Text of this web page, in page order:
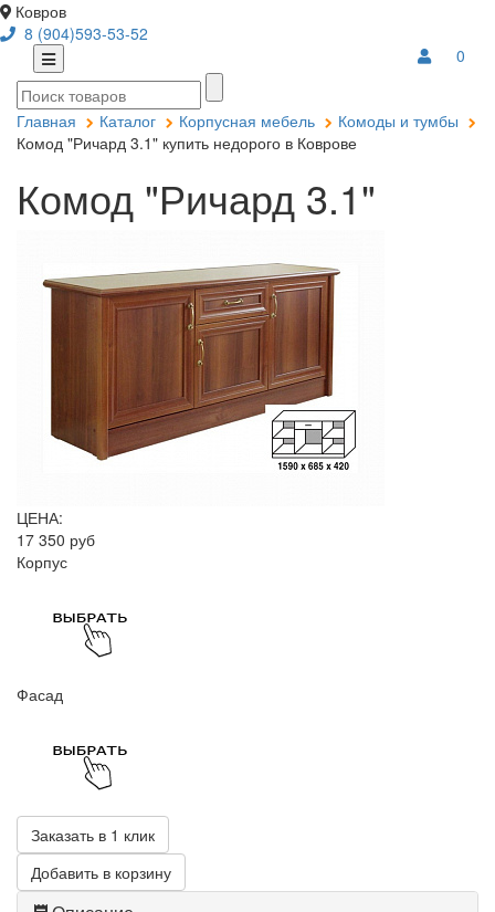
Ковров
8 (904)593-53-52
0
Главная Каталог Корпусная мебель
Комоды и тумбы
Комод "Ричард 3.1" купить недорого в Коврове
Комод "Ричард 3.1"
ЦЕНА:
17 350 руб
Корпус
Фасад
Заказать в 1 клик
Добавить в корзину